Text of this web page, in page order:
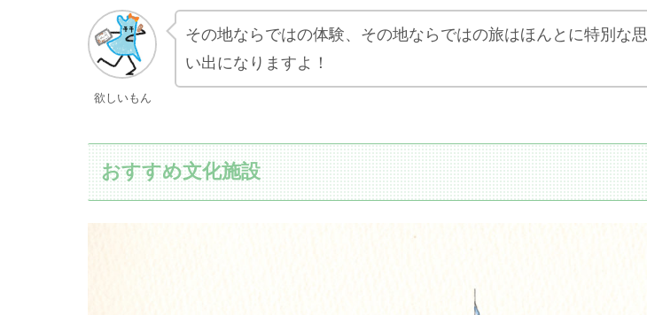
欲しいもん
その地ならではの体験、その地ならではの旅はほんとに特別な思
い出になりますよ！
おすすめ文化施設